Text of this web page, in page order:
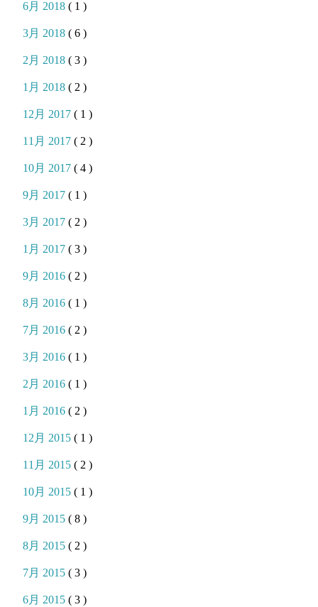
6月 2018( 1 )
3月 2018( 6 )
2月 2018( 3 )
1月 2018( 2 )
12月 2017( 1 )
11月 2017( 2 )
10月 2017( 4 )
9月 2017( 1 )
3月 2017( 2 )
1月 2017( 3 )
9月 2016( 2 )
8月 2016( 1 )
7月 2016( 2 )
3月 2016( 1 )
2月 2016( 1 )
1月 2016( 2 )
12月 2015( 1 )
11月 2015( 2 )
10月 2015( 1 )
9月 2015( 8 )
8月 2015( 2 )
7月 2015( 3 )
6月 2015( 3 )